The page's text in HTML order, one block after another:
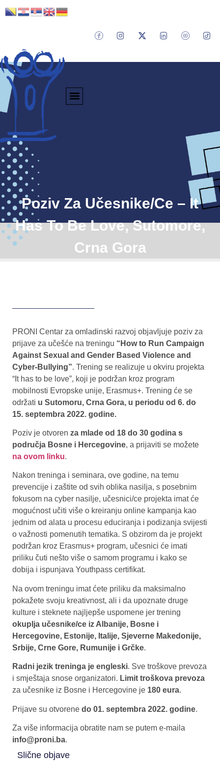
Poziv Za Učesnike/ce – It
Has To Be Love, Sutomore,
Crna Gora
PRONI Centar za omladinski razvoj objavljuje poziv za
prijave za učešće na treningu “How to Run Campaign
Against Sexual and Gender Based Violence and
Cyber-Bullying”. Trening se realizuje u okviru projekta
“It has to be love”, koji je podržan kroz program
mobilnosti Evropske unije, Erasmus+. Trening će se
održati u Sutomoru, Crna Gora, u periodu od 6. do
15. septembra 2022. godine.
Poziv je otvoren za mlade od 18 do 30 godina s
područja Bosne i Hercegovine, a prijaviti se možete
na ovom linku.
Nakon treninga i seminara, ove godine, na temu
prevencije i zaštite od svih oblika nasilja, s posebnim
fokusom na cyber nasilje, učesnici/ce projekta imat će
mogućnost učiti više o kreiranju online kampanja kao
jednim od alata u procesu educiranja i podizanja svijesti
o važnosti pomenutih tematika. S obzirom da je projekt
podržan kroz Erasmus+ program, učesnici će imati
priliku čuti nešto više o samom programu i kako se
dobija i ispunjava Youthpass certifikat.
Na ovom treningu imat ćete priliku da maksimalno
pokažete svoju kreativnost, ali i da upoznate druge
kulture i steknete najljepše uspomene jer trening
okuplja učesnike/ce iz Albanije, Bosne i
Hercegovine, Estonije, Italije, Sjeverne Makedonije,
Srbije, Crne Gore, Rumunije i Grčke.
Radni jezik treninga je engleski. Sve troškove prevoza
i smještaja snose organizatori. Limit troškova prevoza
za učesnike iz Bosne i Hercegovine je 180 eura.
Prijave su otvorene do 01. septembra 2022. godine.
Za više informacija obratite nam se putem e-maila
info@proni.ba.
Slične objave